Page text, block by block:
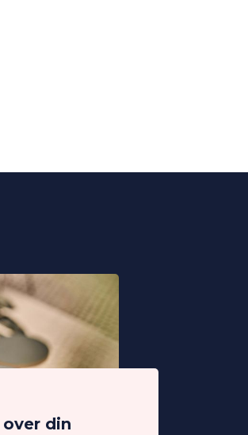
din